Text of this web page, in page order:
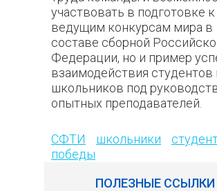
участвовать в подготовке к
ведущим конкурсам мира в
составе сборной
Федерации, но и пример
взаимодействия студентов
школьников под
опытных преподавателей.
СФТИ школьники
победы
ПОЛЕЗНЫЕ ССЫЛКИ